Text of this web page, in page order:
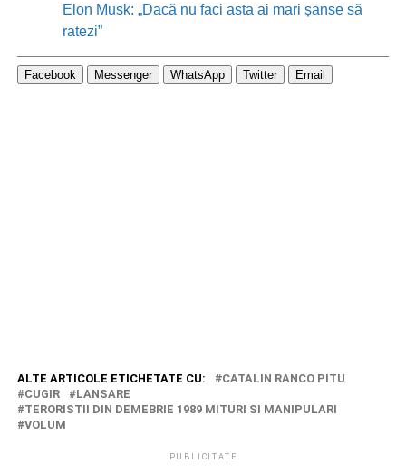
Elon Musk: „Dacă nu faci asta ai mari șanse să
ratezi”
Facebook Messenger WhatsApp Twitter Email
ALTE ARTICOLE ETICHETATE CU:
CATALIN RANCO PITU
CUGIR
LANSARE
TERORISTII DIN DEMEBRIE 1989 MITURI SI MANIPULARI
VOLUM
PUBLICITATE